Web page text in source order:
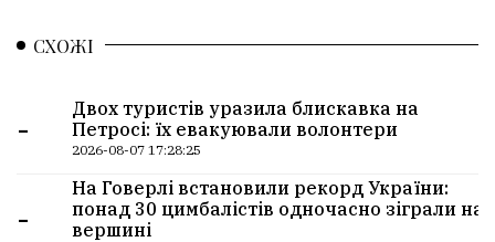
СХОЖІ
-
Двох туристів уразила блискавка на
Петросі: їх евакуювали волонтери
2026-08-07 17:28:25
-
На Говерлі встановили рекорд України:
понад 30 цимбалістів одночасно зіграли на
вершині